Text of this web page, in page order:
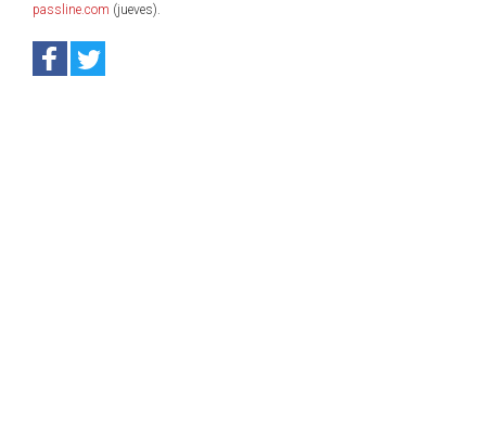
passline.com (jueves).